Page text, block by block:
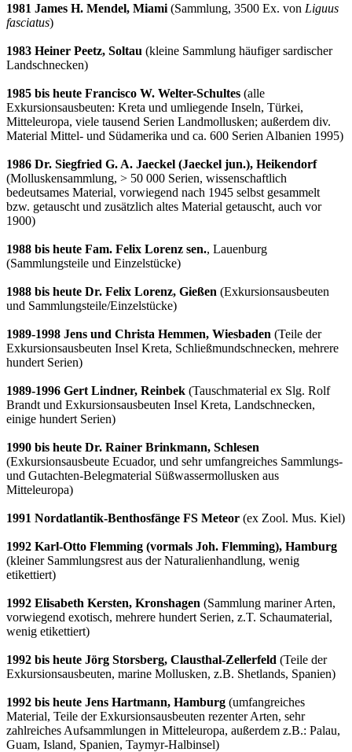
1981 James H. Mendel, Miami (Sammlung, 3500 Ex. von Liguus
fasciatus)
1983 Heiner Peetz, Soltau (kleine Sammlung häufiger sardischer
Landschnecken)
1985 bis heute Francisco W. Welter-Schultes (alle
Exkursionsausbeuten: Kreta und umliegende Inseln, Türkei,
Mitteleuropa, viele tausend Serien Landmollusken; außerdem div.
Material Mittel- und Südamerika und ca. 600 Serien Albanien 1995)
1986 Dr. Siegfried G. A. Jaeckel (Jaeckel jun.), Heikendorf
(Molluskensammlung, > 50 000 Serien, wissenschaftlich
bedeutsames Material, vorwiegend nach 1945 selbst gesammelt
bzw. getauscht und zusätzlich altes Material getauscht, auch vor
1900)
1988 bis heute Fam. Felix Lorenz sen., Lauenburg
(Sammlungsteile und Einzelstücke)
1988 bis heute Dr. Felix Lorenz, Gießen (Exkursionsausbeuten
und Sammlungsteile/Einzelstücke)
1989-1998 Jens und Christa Hemmen, Wiesbaden (Teile der
Exkursionsausbeuten Insel Kreta, Schließmundschnecken, mehrere
hundert Serien)
1989-1996 Gert Lindner, Reinbek (Tauschmaterial ex Slg. Rolf
Brandt und Exkursionsausbeuten Insel Kreta, Landschnecken,
einige hundert Serien)
1990 bis heute Dr. Rainer Brinkmann, Schlesen
(Exkursionsausbeute Ecuador, und sehr umfangreiches Sammlungs-
und Gutachten-Belegmaterial Süßwassermollusken aus
Mitteleuropa)
1991 Nordatlantik-Benthosfänge FS Meteor (ex Zool. Mus. Kiel)
1992 Karl-Otto Flemming (vormals Joh. Flemming), Hamburg
(kleiner Sammlungsrest aus der Naturalienhandlung, wenig
etikettiert)
1992 Elisabeth Kersten, Kronshagen (Sammlung mariner Arten,
vorwiegend exotisch, mehrere hundert Serien, z.T. Schaumaterial,
wenig etikettiert)
1992 bis heute Jörg Storsberg, Clausthal-Zellerfeld (Teile der
Exkursionsausbeuten, marine Mollusken, z.B. Shetlands, Spanien)
1992 bis heute Jens Hartmann, Hamburg (umfangreiches
Material, Teile der Exkursionsausbeuten rezenter Arten, sehr
zahlreiches Aufsammlungen in Mitteleuropa, außerdem z.B.: Palau,
Guam, Island, Spanien, Taymyr-Halbinsel)